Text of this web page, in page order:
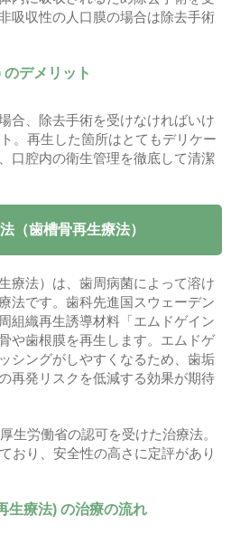
吸収性の人口膜の場合は除去手術
デメリット
合、除去手術を受けなければいけ
。再生した箇所はとてもデリケー
口腔内の衛生管理を徹底して清潔
（歯槽骨再生療法）
療法）は、歯周病菌によって溶け
法です。歯科先進国スウェーデン
組織再生誘導材料「エムドゲイン
や歯根膜を再生します。エムドゲ
シングがしやすくなるため、歯垢
再発リスクを低減する効果が期待
生労働省の認可を受けた治療法。
おり、安全性の高さに定評があり
生療法) の治療の流れ